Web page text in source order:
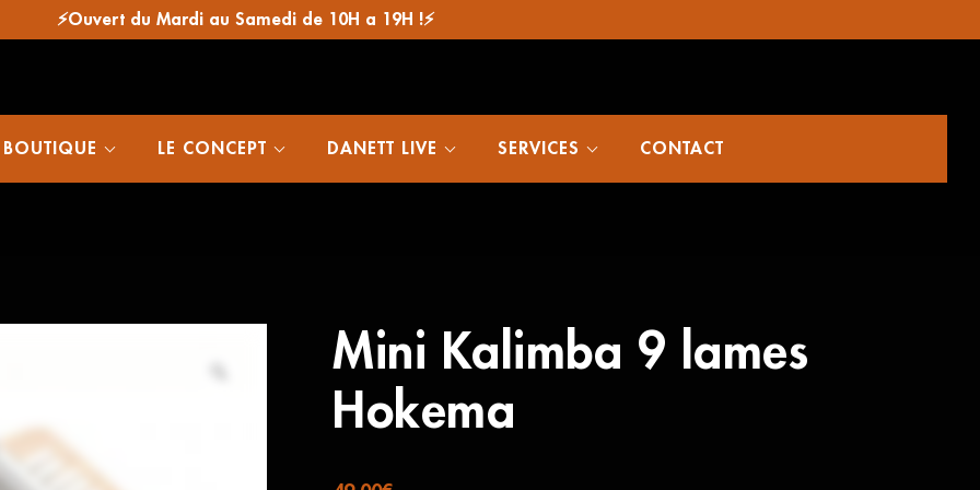
⚡Ouvert du Mardi au Samedi de 10H a 19H !⚡
LE CONCEPT DANETT LIVE SERVICES CONTACT
Mini Kalimba 9 lames
Hokema